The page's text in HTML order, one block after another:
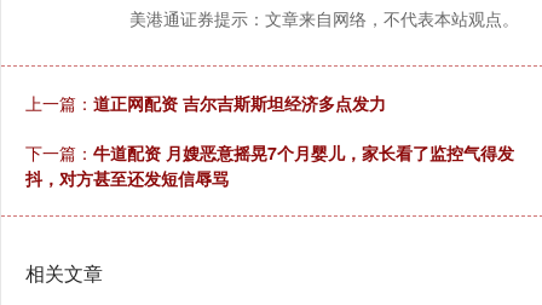
美港通证券提示：文章来自网络，不代表本站观点。
上一篇： 道正网配资 吉尔吉斯斯坦经济多点发力
下一篇： 牛道配资 月嫂恶意摇晃7个月婴儿，家长看了监控气得发
抖，对方甚至还发短信辱骂
相关文章